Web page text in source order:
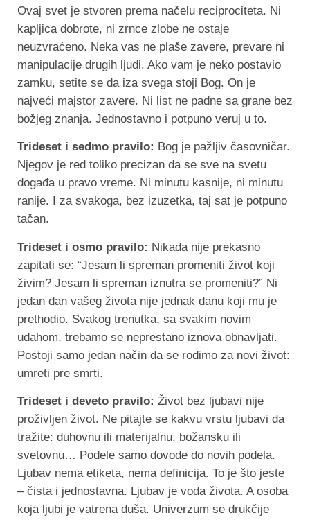
Ovaj svet je stvoren prema načelu reciprociteta. Ni
kapljica dobrote, ni zrnce zlobe ne ostaje
neuzvraćeno. Neka vas ne plaše zavere, prevare ni
manipulacije drugih ljudi. Ako vam je neko postavio
zamku, setite se da iza svega stoji Bog. On je
najveći majstor zavere. Ni list ne padne sa grane bez
božjeg znanja. Jednostavno i potpuno veruj u to.
Trideset i sedmo pravilo: Bog je pažljiv časovničar.
Njegov je red toliko precizan da se sve na svetu
događa u pravo vreme. Ni minutu kasnije, ni minutu
ranije. I za svakoga, bez izuzetka, taj sat je potpuno
tačan.
Trideset i osmo pravilo: Nikada nije prekasno
zapitati se: “Jesam li spreman promeniti život koji
živim? Jesam li spreman iznutra se promeniti?” Ni
jedan dan vašeg života nije jednak danu koji mu je
prethodio. Svakog trenutka, sa svakim novim
udahom, trebamo se neprestano iznova obnavljati.
Postoji samo jedan način da se rodimo za novi život:
umreti pre smrti.
Trideset i deveto pravilo: Život bez ljubavi nije
proživljen život. Ne pitajte se kakvu vrstu ljubavi da
tražite: duhovnu ili materijalnu, božansku ili
svetovnu… Podele samo dovode do novih podela.
Ljubav nema etiketa, nema definicija. To je što jeste
– čista i jednostavna. Ljubav je voda života. A osoba
koja ljubi je vatrena duša. Univerzum se drukčije